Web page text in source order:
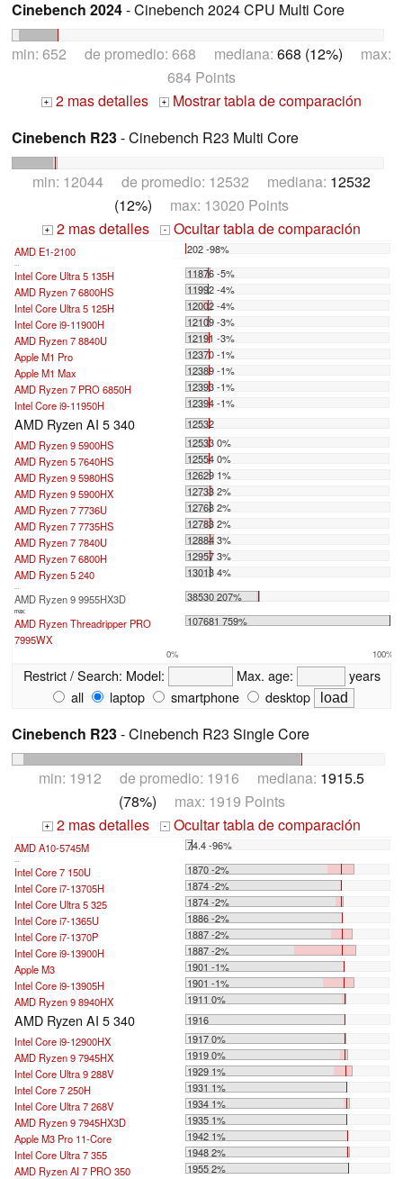
Cinebench 2024- Cinebench 2024 CPU Multi Core
min: 652 de promedio: 668 mediana: 668 (12%) max:
684 Points
+ 2 mas detalles +
Mostrar tabla de comparación
Cinebench R23- Cinebench R23 Multi Core
min: 12044 de promedio: 12532 mediana: 12532
(12%) max: 13020 Points
+ 2 mas detalles - Ocultar tabla de comparación
AMD E1-2100 202 -98%
...
Intel Core Ultra 5 135H
11876 -5%
AMD Ryzen 7 6800HS
11992 -4%
Intel Core Ultra 5 125H
12002 -4%
Intel Core i9-11900H
12109 -3%
AMD Ryzen 7 8840U
12191 -3%
Apple M1 Pro
12370 -1%
Apple M1 Max
12389 -1%
AMD Ryzen 7 PRO 6850H
12393 -1%
Intel Core i9-11950H
12394 -1%
AMD Ryzen AI 5 340
12532
AMD Ryzen 9 5900HS
12533 0%
AMD Ryzen 5 7640HS
12554 0%
AMD Ryzen 9 5980HS
12629 1%
AMD Ryzen 9 5900HX
12733 2%
AMD Ryzen 7 7736U
12768 2%
AMD Ryzen 7 7735HS
12783 2%
AMD Ryzen 7 7840U
12884 3%
AMD Ryzen 7 6800H
12957 3%
AMD Ryzen 5 240
13013 4%
...
AMD Ryzen 9 9955HX3D 38530 207%
max:
AMD Ryzen Threadripper PRO
7995WX
107681 759%
0% 100%
Restrict / Search: Model: Max. age:
years
all
laptop smartphone desktop
Cinebench R23- Cinebench R23 Single Core
min: 1912 de promedio: 1916 mediana: 1915.5
(78%) max: 1919 Points
+ 2 mas detalles - Ocultar tabla de comparación
AMD A10-5745M 74.4 -96%
Intel Core 7 150U
1870 -2%
Intel Core i7-13705H
1874 -2%
Intel Core Ultra 5 325
1874 -2%
Intel Core i7-1365U
1886 -2%
Intel Core i7-1370P
1887 -2%
Intel Core i9-13900H
1887 -2%
Apple M3
1901 -1%
Intel Core i9-13905H
1901 -1%
AMD Ryzen 9 8940HX
1911 0%
AMD Ryzen AI 5 340
1916
Intel Core i9-12900HX
1917 0%
AMD Ryzen 9 7945HX
1919 0%
Intel Core Ultra 9 288V
1929 1%
Intel Core 7 250H
1931 1%
Intel Core Ultra 7 268V
1934 1%
AMD Ryzen 9 7945HX3D
1935 1%
Apple M3 Pro 11-Core
1942 1%
Intel Core Ultra 7 355
1948 2%
AMD Ryzen AI 7 PRO 350
1955 2%